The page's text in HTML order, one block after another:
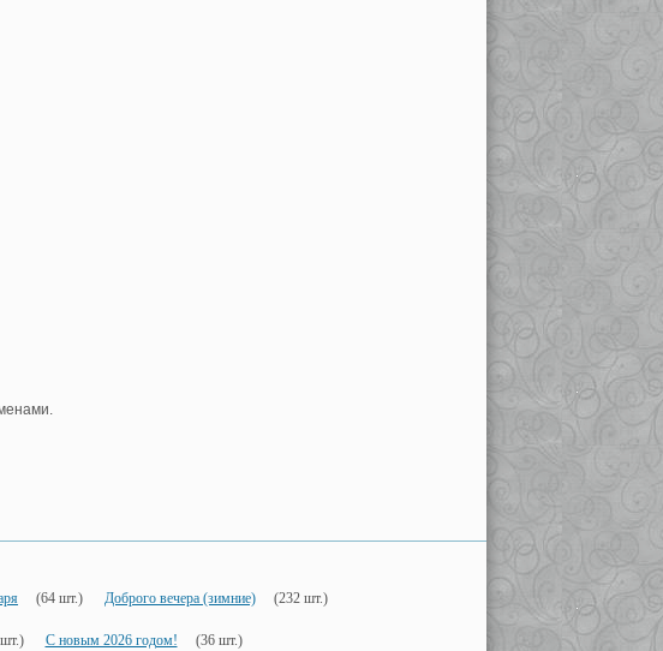
(64 шт.) Доброго вечера (зимние) (232 шт.)
С новым 2026 годом! (36 шт.)